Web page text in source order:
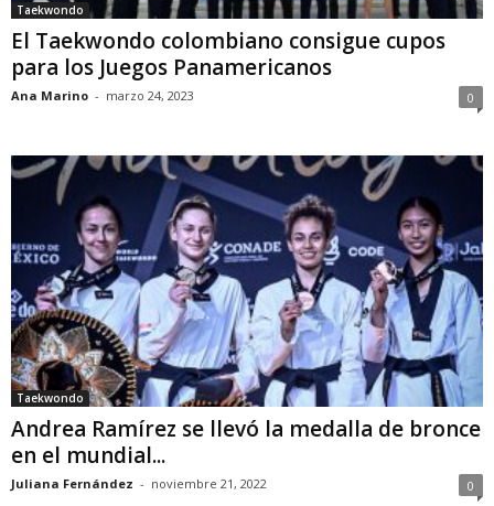
Taekwondo
El Taekwondo colombiano consigue cupos
para los Juegos Panamericanos
Ana Marino - marzo 24, 2023 0
Taekwondo
Andrea Ramírez se llevó la medalla de bronce
en el mundial...
Juliana Fernández - noviembre 21, 2022 0